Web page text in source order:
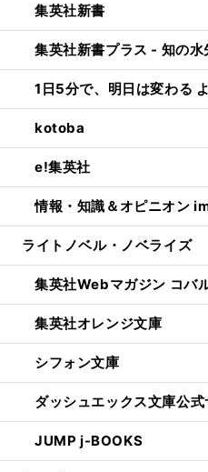
集英社新書
集英社新書プラス - 知の水
1日5分で、明日は変わる
kotoba
e!集英社
情報・知識＆オピニオン
ライトノベル・ノベライズ
集英社Webマガジン コバ
集英社オレンジ文庫
シフォン文庫
ダッシュエックス文庫公式
JUMP j-BOOKS